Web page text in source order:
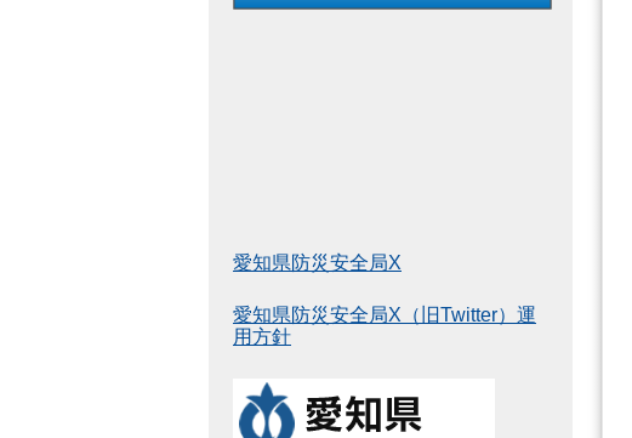
愛知県防災安全局X
愛知県防災安全局X（旧Twitter）運
用方針